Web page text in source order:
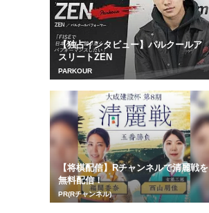
【独占インタビュー】パルクールア
スリートZEN
PARKOUR
【将棋配信】Rチャンネルで清麗戦を
無料配信！
PR(Rチャンネル)